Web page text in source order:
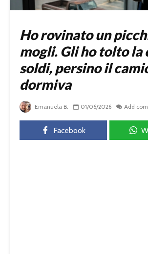
Ho rovinato un
mogli. Gli ho tolto la
soldi, persino il
dormiva
Emanuela B. 01/06/2026 Add
Facebook